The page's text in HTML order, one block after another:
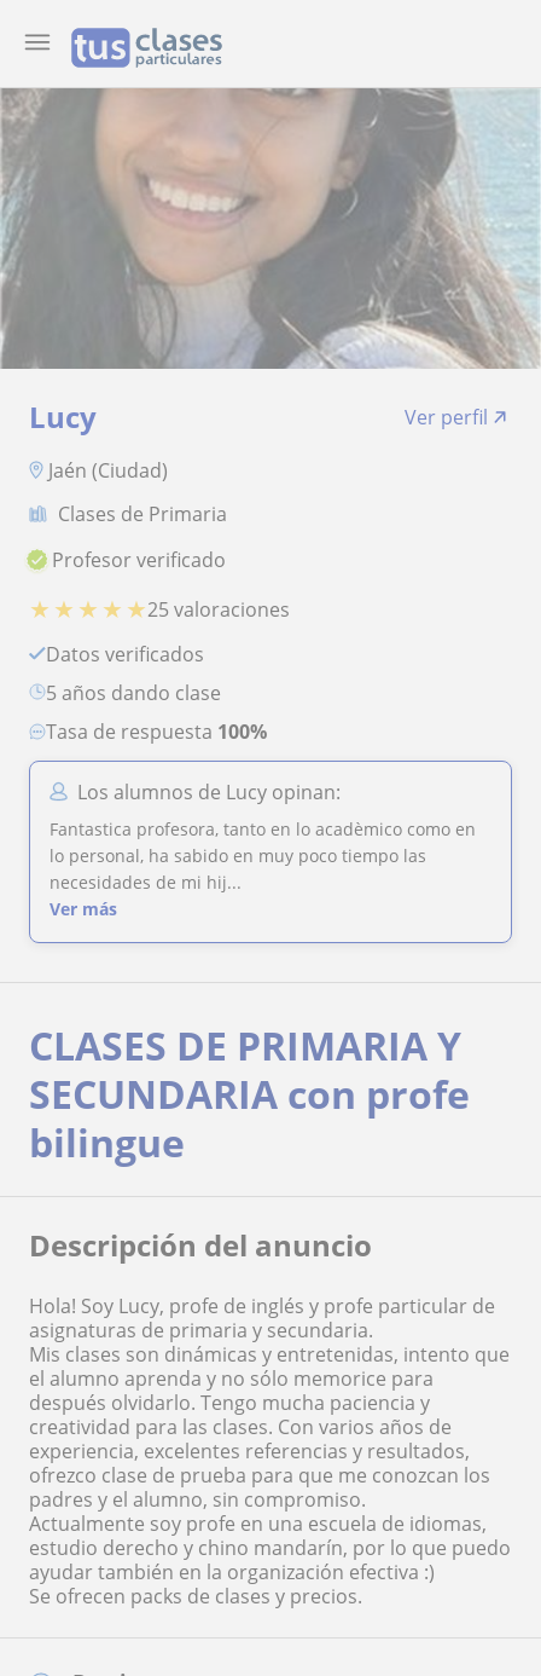
Lucy
Ver perfil
Jaén (Ciudad)
Clases de Primaria
Profesor verificado
★ ★ ★ ★ ★25 valoraciones
Datos verificados
5 años dando clase
Tasa de respuesta 100%
Los alumnos de Lucy opinan:
Fantastica profesora, tanto en lo acadèmico como en
lo personal, ha sabido en muy poco tiempo las
necesidades de mi hij...
Ver más
CLASES DE PRIMARIA Y
SECUNDARIA con profe
bilingue
Descripción del anuncio
Hola! Soy Lucy, profe de inglés y profe particular de
asignaturas de primaria y secundaria.
Mis clases son dinámicas y entretenidas, intento que
el alumno aprenda y no sólo memorice para
después olvidarlo. Tengo mucha paciencia y
creatividad para las clases. Con varios años de
experiencia, excelentes referencias y resultados,
ofrezco clase de prueba para que me conozcan los
padres y el alumno, sin compromiso.
Actualmente soy profe en una escuela de idiomas,
estudio derecho y chino mandarín, por lo que puedo
ayudar también en la organización efectiva :)
Se ofrecen packs de clases y precios.